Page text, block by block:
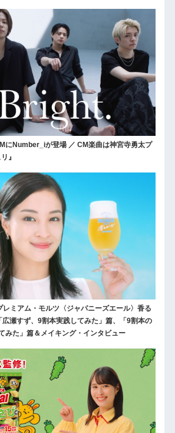
にNumber_iが登場 ／ CM楽曲は神宮寺勇太プ
』
レミアム・モルツ〈ジャパニーズエール〉香る
瀬すず、9割本実践してみた」篇、「9割本の
みた」篇＆メイキング・インタビュー